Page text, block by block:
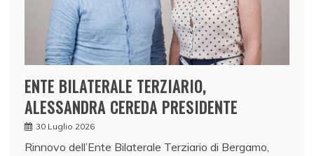
ENTE BILATERALE TERZIARIO,
ALESSANDRA CEREDA PRESIDENTE
30 Luglio 2026
Rinnovo dell’Ente Bilaterale Terziario di Bergamo,